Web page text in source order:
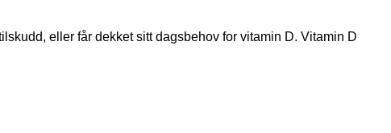
eller får dekket sitt dagsbehov for vitamin D. Vitamin D